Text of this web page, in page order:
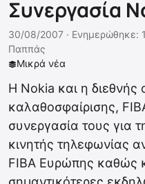
Συνεργασία
Μικρά νέα
30/08/2007 · Ενημερώθηκε:
Παππάς
Η Nokia και η διεθνής
καλαθοσφαίρισης,
συνεργασία τους για
κινητής τηλεφωνίας
FIBA Ευρώπης καθώς